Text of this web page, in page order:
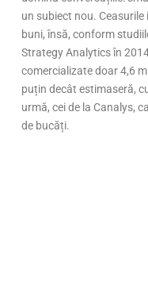
un subiect nou.
buni, însă, conform
Strategy Analytics în
comercializate doar 4,6
puțin decât estimaseră,
urmă, cei de la Canalys,
de bucăți.